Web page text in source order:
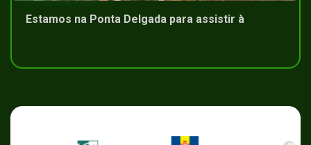
Estamos na Ponta Delgada para assistir à